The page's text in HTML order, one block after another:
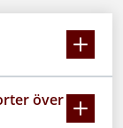
över